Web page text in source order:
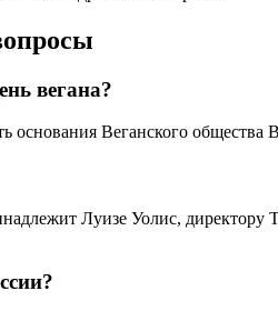
вегана?
основания Веганского общества
Луизе Уолис, директору